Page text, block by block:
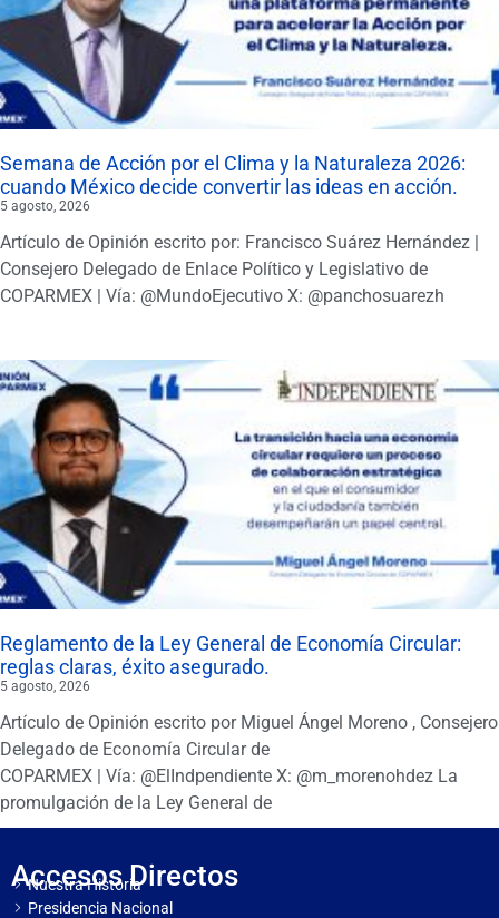
Semana de Acción por el Clima y la Naturaleza 2026:
cuando México decide convertir las ideas en acción.
5 agosto, 2026
Artículo de Opinión escrito por: Francisco Suárez Hernández |
Consejero Delegado de Enlace Político y Legislativo de
COPARMEX | Vía: @MundoEjecutivo X: @panchosuarezh
Reglamento de la Ley General de Economía Circular:
reglas claras, éxito asegurado.
5 agosto, 2026
Artículo de Opinión escrito por Miguel Ángel Moreno , Consejero
Delegado de Economía Circular de
COPARMEX | Vía: @ElIndpendiente X: @m_morenohdez La
promulgación de la Ley General de
Accesos Directos
Nuestra Historia
Presidencia Nacional